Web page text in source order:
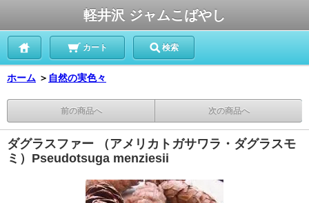
軽井沢 ジャムこばやし
カート 検索
ホーム ＞ 自然の実色々
前の商品へ 次の商品へ
ダグラスファー （アメリカトガサワラ・ダグラスモ
ミ）Pseudotsuga menziesii